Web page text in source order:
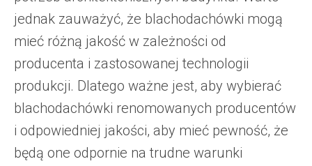
jednak zauważyć, że blachodachówki mogą
mieć różną jakość w zależności od
producenta i zastosowanej technologii
produkcji. Dlatego ważne jest, aby wybierać
blachodachówki renomowanych producentów
i odpowiedniej jakości, aby mieć pewność, że
będą one odpornie na trudne warunki